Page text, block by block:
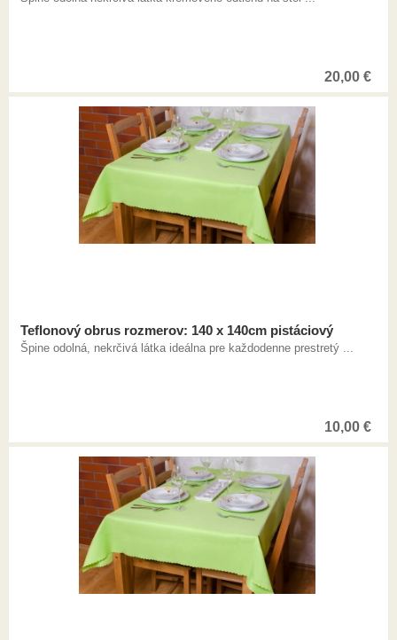
20,00 €
Teflonový obrus rozmerov: 140 x 140cm pistáciový
Špine odolná, nekrčivá látka ideálna pre každodenne prestretý ...
10,00 €